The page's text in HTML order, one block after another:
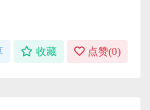
收藏 点赞(0)